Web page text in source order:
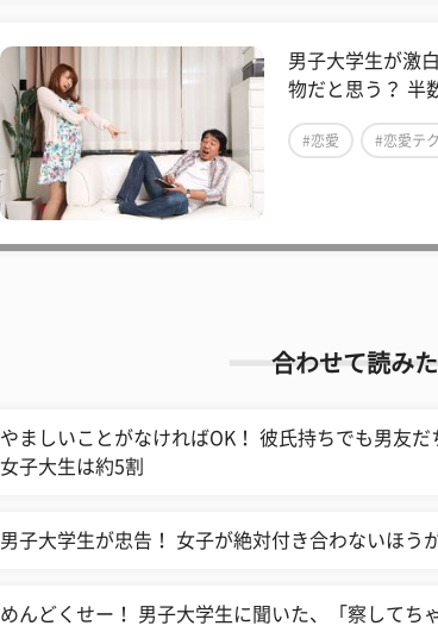
男子大学生が激
物だと思う？ 半
#恋愛 #恋愛テク
合わせて読み
やましいことがなければOK！ 彼氏持ちでも男友
女子大生は約5割
男子大学生が忠告！ 女子が絶対付き合わないほう
めんどくせー！ 男子大学生に聞いた、「察してち